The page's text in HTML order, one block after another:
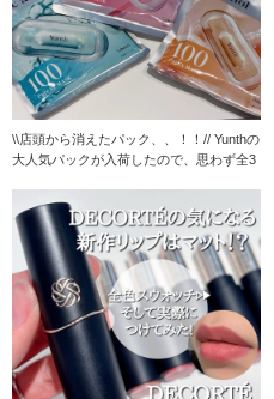
\\店頭から消えたパック、、！！// Yunthの
大人気パックが入荷したので、思わず全3